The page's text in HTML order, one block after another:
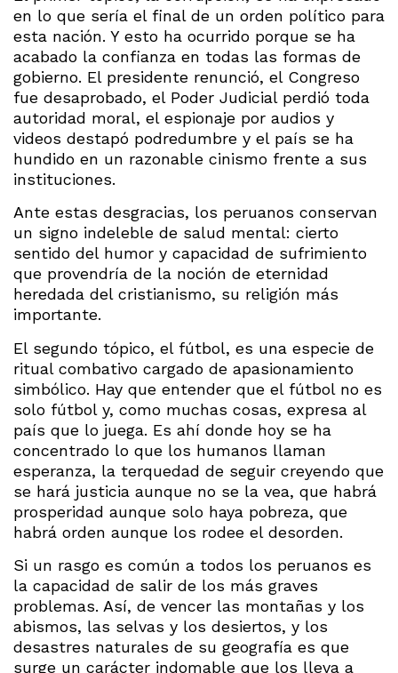
en lo que sería el final de un orden político para
esta nación. Y esto ha ocurrido porque se ha
acabado la confianza en todas las formas de
gobierno. El presidente renunció, el Congreso
fue desaprobado, el Poder Judicial perdió toda
autoridad moral, el espionaje por audios y
videos destapó podredumbre y el país se ha
hundido en un razonable cinismo frente a sus
instituciones.
Ante estas desgracias, los peruanos conservan
un signo indeleble de salud mental: cierto
sentido del humor y capacidad de sufrimiento
que provendría de la noción de eternidad
heredada del cristianismo, su religión más
importante.
El segundo tópico, el fútbol, es una especie de
ritual combativo cargado de apasionamiento
simbólico. Hay que entender que el fútbol no es
solo fútbol y, como muchas cosas, expresa al
país que lo juega. Es ahí donde hoy se ha
concentrado lo que los humanos llaman
esperanza, la terquedad de seguir creyendo que
se hará justicia aunque no se la vea, que habrá
prosperidad aunque solo haya pobreza, que
habrá orden aunque los rodee el desorden.
Si un rasgo es común a todos los peruanos es
la capacidad de salir de los más graves
problemas. Así, de vencer las montañas y los
abismos, las selvas y los desiertos, y los
desastres naturales de su geografía es que
surge un carácter indomable que los lleva a